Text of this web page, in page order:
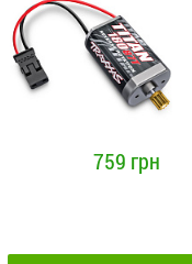
759 грн